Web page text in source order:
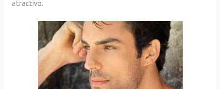
atractivo.